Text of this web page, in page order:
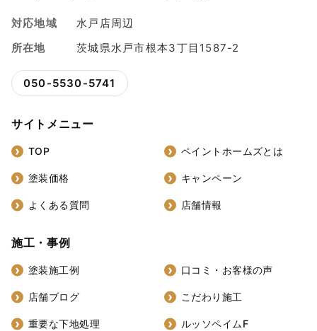
対応地域
水戸店周辺
所在地
茨城県水戸市根本3丁目1587-2
050-5530-5741
サイトメニュー
TOP ペイントホームズとは
塗装価格 キャンペーン
よくある質問 店舗情報
施工・事例
塗装施工例 口コミ・お客様の声
店舗ブログ こだわり施工
重要な下地処理 ルッソペイムF